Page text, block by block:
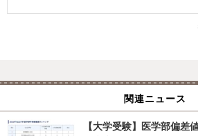
関連ニュース
【大学受験】医学部偏差